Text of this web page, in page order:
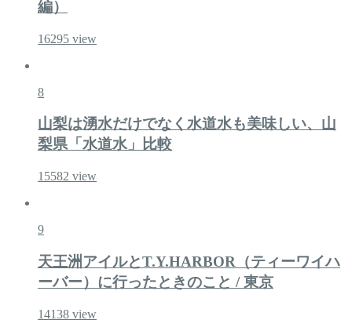
編）
16295 view
8
山梨は湧水だけでなく水道水も美味しい、山
梨県「水道水」比較
15582 view
9
天王洲アイルとT.Y.HARBOR（ティーワイハ
ーバー）に行ったときのこと / 東京
14138 view